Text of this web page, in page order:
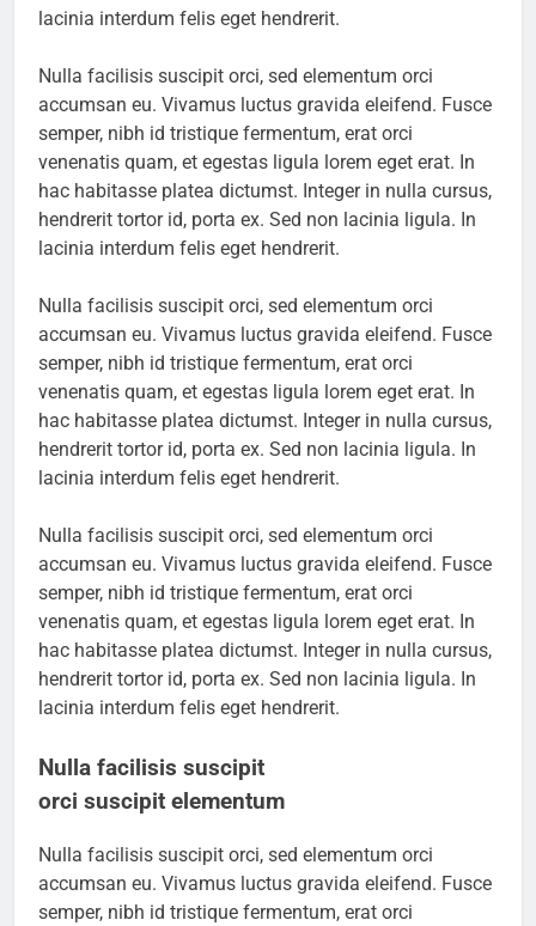
lacinia interdum felis eget hendrerit.
Nulla facilisis suscipit orci, sed elementum orci
accumsan eu. Vivamus luctus gravida eleifend. Fusce
semper, nibh id tristique fermentum, erat orci
venenatis quam, et egestas ligula lorem eget erat. In
hac habitasse platea dictumst. Integer in nulla cursus,
hendrerit tortor id, porta ex. Sed non lacinia ligula. In
lacinia interdum felis eget hendrerit.
Nulla facilisis suscipit orci, sed elementum orci
accumsan eu. Vivamus luctus gravida eleifend. Fusce
semper, nibh id tristique fermentum, erat orci
venenatis quam, et egestas ligula lorem eget erat. In
hac habitasse platea dictumst. Integer in nulla cursus,
hendrerit tortor id, porta ex. Sed non lacinia ligula. In
lacinia interdum felis eget hendrerit.
Nulla facilisis suscipit orci, sed elementum orci
accumsan eu. Vivamus luctus gravida eleifend. Fusce
semper, nibh id tristique fermentum, erat orci
venenatis quam, et egestas ligula lorem eget erat. In
hac habitasse platea dictumst. Integer in nulla cursus,
hendrerit tortor id, porta ex. Sed non lacinia ligula. In
lacinia interdum felis eget hendrerit.
Nulla facilisis suscipit
orci suscipit elementum
Nulla facilisis suscipit orci, sed elementum orci
accumsan eu. Vivamus luctus gravida eleifend. Fusce
semper, nibh id tristique fermentum, erat orci